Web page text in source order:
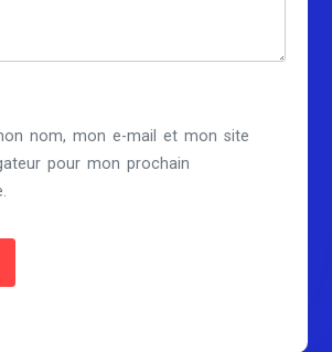
nom, mon e-mail et mon site
pour mon prochain